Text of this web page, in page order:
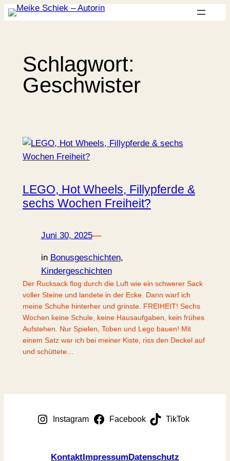
Zum
Inhalt
Schlagwort:
Geschwister
LEGO, Hot Wheels, Fillypferde &
sechs Wochen Freiheit?
Juni 30, 2025—
in Bonusgeschichten
Kindergeschichten
Der Rucksack flog durch die Luft wie ein schwerer Sack
voller Steine und landete in der Ecke. Dann warf ich
meine Schuhe hinterher und grinste. FREIHEIT! Sechs
Wochen keine Schule, keine Hausaufgaben, kein frühes
Aufstehen. Nur Spielen, Toben und Lego bauen! Mit
einem Satz war ich bei meiner Kiste, riss den Deckel auf
und schüttete…
Instagram Facebook TikTok
KontaktImpressumDatenschutz